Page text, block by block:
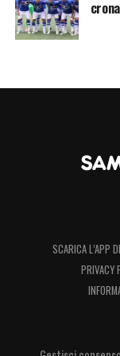
attaccanti è
L’Alavesha
e della
probabile
dovessero
decidere di
verso la fine
proposte
LA PLAYLIST
SCARICA L’APP
PRIVACY